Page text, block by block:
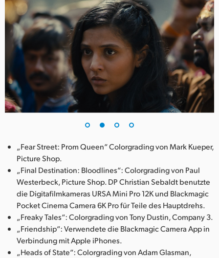
„Fear Street: Prom Queen“ Colorgrading von Mark Kueper,
Picture Shop.
„Final Destination: Bloodlines“: Colorgrading von Paul
Westerbeck, Picture Shop. DP Christian Sebaldt benutzte
die Digitafilmkameras URSA Mini Pro 12K und Blackmagic
Pocket Cinema Camera 6K Pro für Teile des Hauptdrehs.
„Freaky Tales“: Colorgrading von Tony Dustin, Company 3.
„Friendship“: Verwendete die Blackmagic Camera App in
Verbindung mit Apple iPhones.
„Heads of State“: Colorgrading von Adam Glasman,